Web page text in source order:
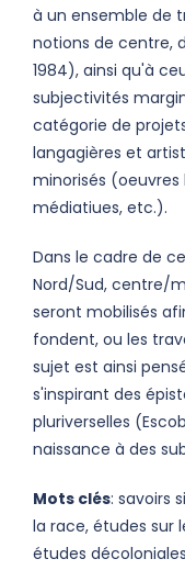
à un ensemble de
notions de centre,
1984), ainsi qu'à
subjectivités
catégorie de
langagières et
minorisés
médiatiues, etc.).
Dans le cadre de
Nord/Sud, centre/
seront mobilisés
fondent, ou les
sujet est ainsi
s'inspirant des
pluriverselles
naissance à des
Mots clés: savoirs
la race, études sur
études décoloniales